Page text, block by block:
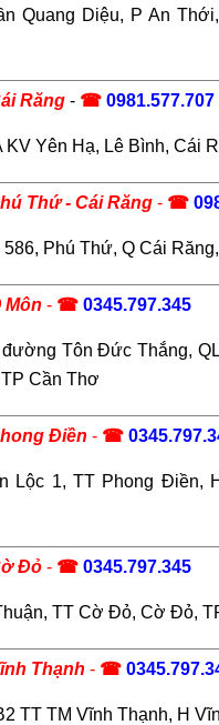
Quang Diệu, P An
Răng - ☎ 0981.577.707
Yên Hạ, Lê Bình, Cái
Thứ - Cái Răng - ☎
Phú Thứ, Q Cái
Môn - ☎ 0345.797.345
Tôn Đức Thắng,
Cần Thơ
Điền - ☎
1, TT Phong Điền,
Đỏ - ☎ 0345.797.345
TT Cờ Đỏ, Cờ Đỏ,
Thạnh - ☎
TT TM Vĩnh Thạnh, H